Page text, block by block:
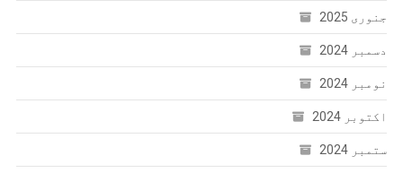
جنوری 2025
دسمبر 2024
نومبر 2024
اکتوبر 2024
ستمبر 2024